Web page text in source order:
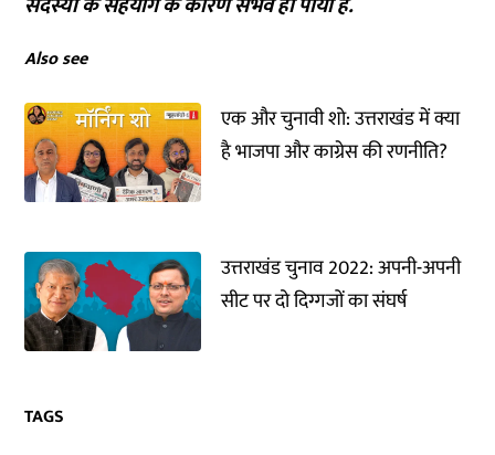
Also see
एक और चुनावी शो: उत्तराखंड में क्या
है भाजपा और काग्रेस की रणनीति?
उत्तराखंड चुनाव 2022: अपनी-अपनी
सीट पर दो दिग्गजों का संघर्ष
TAGS